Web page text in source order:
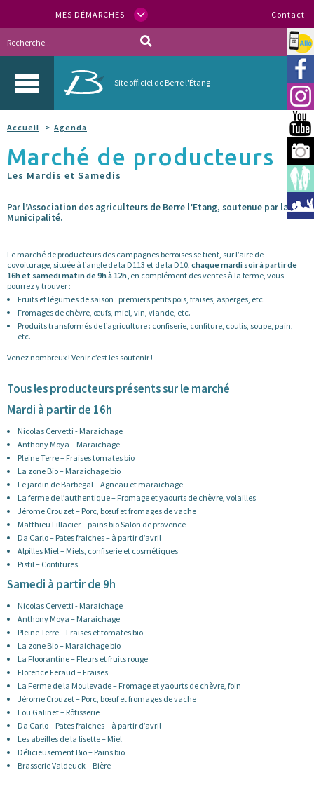
MES DÉMARCHES Contact
Site officiel de Berre l'Étang
Allo
Accueil Agenda
Marché de producteurs
Les Mardis et Samedis
Par l’Association des agriculteurs de Berre l’Etang, soutenue par la
Municipalité.
Le marché de producteurs des campagnes berroises se tient, sur l’aire de
covoiturage, située à l’angle de la D113 et de la D10, chaque mardi soir à partir de
16h et samedi matin de 9h à 12h, en complément des ventes à la ferme, vous
pourrez y trouver :
Fruits et légumes de saison : premiers petits pois, fraises, asperges, etc.
Fromages de chèvre, œufs, miel, vin, viande, etc.
Produits transformés de l’agriculture : confiserie, confiture, coulis, soupe, pain,
etc.
Venez nombreux ! Venir c’est les soutenir !
Tous les producteurs présents sur le marché
Mardi à partir de 16h
Nicolas Cervetti - Maraichage
Anthony Moya – Maraichage
Pleine Terre – Fraises tomates bio
La zone Bio – Maraichage bio
Le jardin de Barbegal – Agneau et maraichage
La ferme de l’authentique – Fromage et yaourts de chèvre, volailles
Jérome Crouzet – Porc, bœuf et fromages de vache
Matthieu Fillacier – pains bio Salon de provence
Da Carlo – Pates fraiches – à partir d’avril
Alpilles Miel – Miels, confiserie et cosmétiques
Pistil – Confitures
Samedi à partir de 9h
Nicolas Cervetti - Maraichage
Anthony Moya – Maraichage
Pleine Terre – Fraises et tomates bio
La zone Bio – Maraichage bio
La Floorantine – Fleurs et fruits rouge
Florence Feraud – Fraises
La Ferme de la Moulevade – Fromage et yaourts de chèvre, foin
Jérome Crouzet – Porc, bœuf et fromages de vache
Lou Galinet – Rôtisserie
Da Carlo – Pates fraiches – à partir d’avril
Les abeilles de la lisette – Miel
Délicieusement Bio – Pains bio
Brasserie Valdeuck – Bière